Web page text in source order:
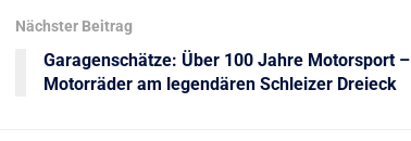
Nächster Beitrag
Garagenschätze: Über 100 Jahre Motorsport –
Motorräder am legendären Schleizer Dreieck